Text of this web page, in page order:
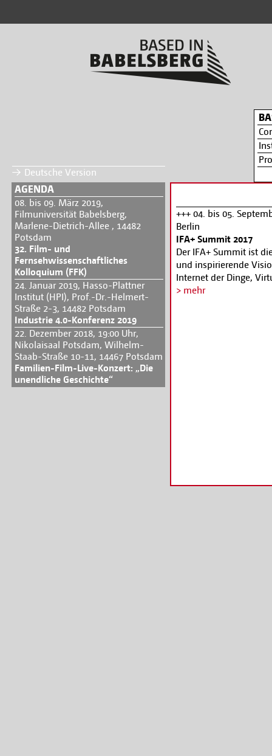
Deutsche Version
AGENDA
08. bis 09. März 2019,
Filmuniversität Babelsberg,
Marlene-Dietrich-Allee , 14482
Potsdam
32. Film- und
Fernsehwissenschaftliches
Kolloquium (FFK)
24. Januar 2019, Hasso-Plattner
Institut (HPI), Prof.-Dr.-Helmert-
Straße 2-3, 14482 Potsdam
Industrie 4.0-Konferenz 2019
22. Dezember 2018, 19:00 Uhr,
Nikolaisaal Potsdam, Wilhelm-
Staab-Straße 10-11, 14467 Potsdam
Familien-Film-Live-Konzert: „Die
unendliche Geschichte“
+++ 04. bis 05.
Berlin
IFA+ Summit 2017
Der IFA+ Summit ist
und inspirierende
Internet der Dinge,
werden. Alle
> mehr